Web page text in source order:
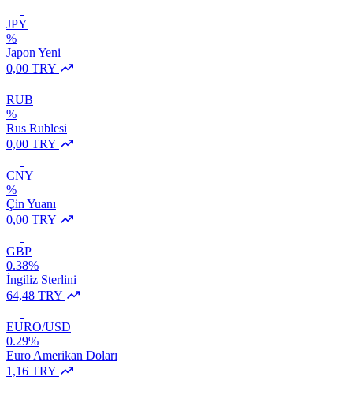
JPY
%
Japon Yeni
0,00 TRY
RUB
%
Rus Rublesi
0,00 TRY
CNY
%
Çin Yuanı
0,00 TRY
GBP
0.38%
İngiliz Sterlini
64,48 TRY
EURO/USD
0.29%
Euro Amerikan Doları
1,16 TRY